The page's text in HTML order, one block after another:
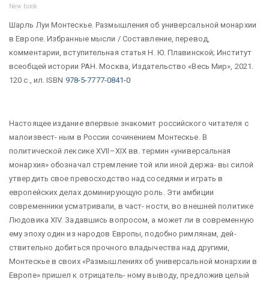
New book
Шарль Луи Монтескье. Размышления об универсальной монархии
в Европе. Избранные мысли / Составление, перевод,
комментарии, вступительная статья Н. Ю. Плавинской; Институт
всеобщей истории РАН. Москва, Издательство «Весь Мир», 2021.
120 с., ил. ISBN 978-5-7777-0841-0
Настоящее издание впервые знакомит российского читателя с
малоизвест- ным в России сочинением Монтескье. В
политической лексике XVII–XIX вв. термин «универсальная
монархия» обозначал стремление той или иной держа- вы силой
утвердить свое превосходство над соседями и играть в
европейских делах доминирующую роль. Эти амбиции
современники усматривали, в част- ности, во внешней политике
Людовика XIV. Задавшись вопросом, а может ли в современную
ему эпоху один из народов Европы, подобно римлянам, дей-
ствительно добиться прочного владычества над другими,
Монтескье в своих «Размышлениях об универсальной монархии в
Европе» пришел к отрицатель- ному выводу, предложив целый